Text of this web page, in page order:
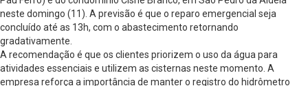
neste domingo (11). A previsão é que o reparo emergencial seja
concluído até as 13h, com o abastecimento retornando
gradativamente.
A recomendação é que os clientes priorizem o uso da água para
atividades essenciais e utilizem as cisternas neste momento. A
empresa reforça a importância de manter o registro do hidrômetro